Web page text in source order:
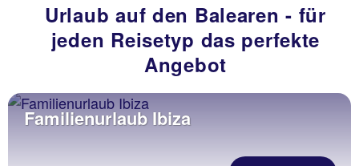
Urlaub auf den Balearen - für
jeden Reisetyp das perfekte
Angebot
Familienurlaub Ibiza